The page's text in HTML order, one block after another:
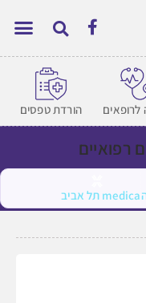
לרופאים הורדת טפסים
medica תל אביב